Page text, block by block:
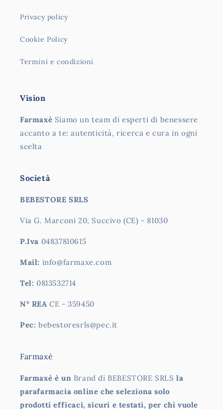
Privacy policy
Cookie Policy
Termini e condizioni
Vision
Farmaxè Siamo un team di esperti di benessere
accanto a te: autenticità, ricerca e cura in ogni
scelta
Società
BEBESTORE SRLS
Via G. Marconi 20, Succivo (CE) - 81030
P.Iva 04837810615
Mail: info@farmaxe.com
Tel: 0813532714
N° REA CE - 359450
Pec: bebestoresrls@pec.it
Farmaxè
Farmaxè è un Brand di BEBESTORE SRLS la
parafarmacia online che seleziona solo
prodotti efficaci, sicuri e testati, per chi vuole